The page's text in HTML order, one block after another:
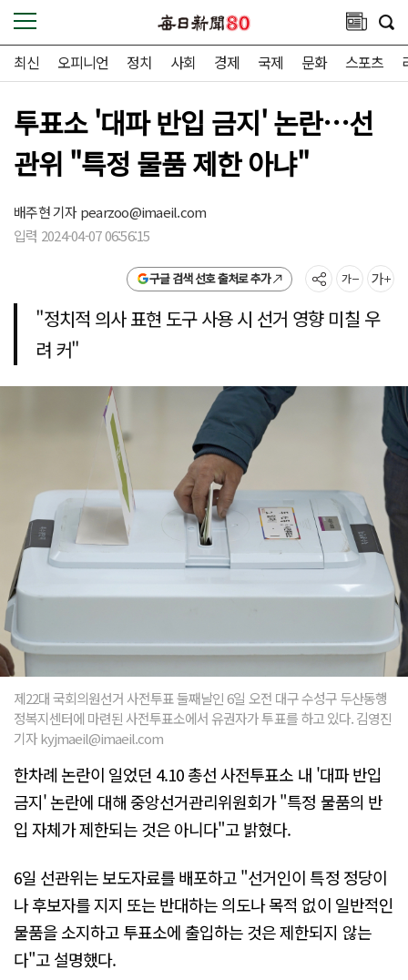
최신 오피니언 정치 사회 경제 국제 문화 스포츠
투표소 '대파 반입 금지' 논란…선
관위 "특정 물품 제한 아냐"
배주현 기자pearzoo@imaeil.com
입력 2024-04-07 06:56:15
구글 검색 선호 출처로 추가
"정치적 의사 표현 도구 사용 시 선거 영향 미칠 우
려 커"
제22대 국회의원선거 사전투표 둘째날인 6일 오전 대구 수성구 두산동행
정복지센터에 마련된 사전투표소에서 유권자가 투표를 하고 있다. 김영진
기자 kyjmaeil@imaeil.com
한차례 논란이 일었던 4.10 총선 사전투표소 내 '대파 반입
금지' 논란에 대해 중앙선거관리위원회가 "특정 물품의 반
입 자체가 제한되는 것은 아니다"고 밝혔다.
6일 선관위는 보도자료를 배포하고 "선거인이 특정 정당이
나 후보자를 지지 또는 반대하는 의도나 목적 없이 일반적인
물품을 소지하고 투표소에 출입하는 것은 제한되지 않는
다"고 설명했다.